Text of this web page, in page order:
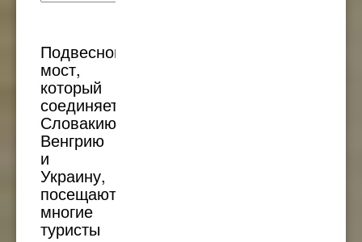
Подвесной
мост,
который
соединяет
Словакию,
Венгрию
и
Украину,
посещают
многие
туристы